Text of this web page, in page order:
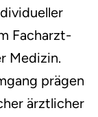
Facharzt-
Medizin.
prägen
ärztlicher